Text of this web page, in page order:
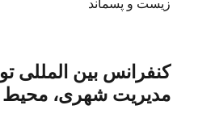
زیست و پسماند
کنفرانس بین المللی
مدیریت شهرى،